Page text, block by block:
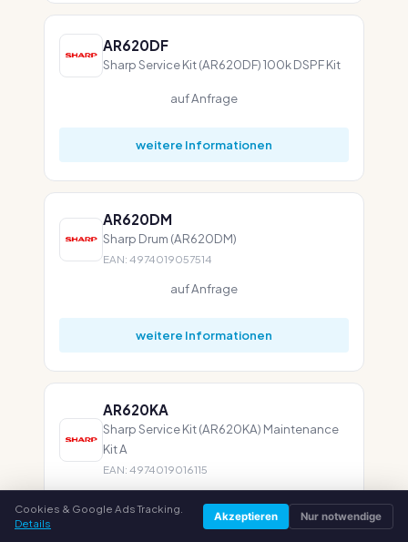
AR620DF
Sharp Service Kit (AR620DF) 100k DSPF Kit
auf Anfrage
weitere Informationen
AR620DM
Sharp Drum (AR620DM)
EAN: 4974019057514
auf Anfrage
weitere Informationen
AR620KA
Sharp Service Kit (AR620KA) Maintenance
Kit A
EAN: 4974019016115
Cookies & Google Ads Tracking.
Details
Akzeptieren Nur notwendige